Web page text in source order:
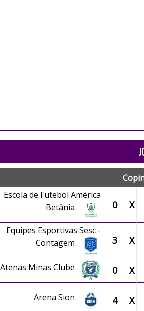
Escola de Futebol América
Betânia
0 X
Equipes Esportivas Sesc -
Contagem
3 X
Atenas Minas Clube 0 X
Arena Sion 4 X